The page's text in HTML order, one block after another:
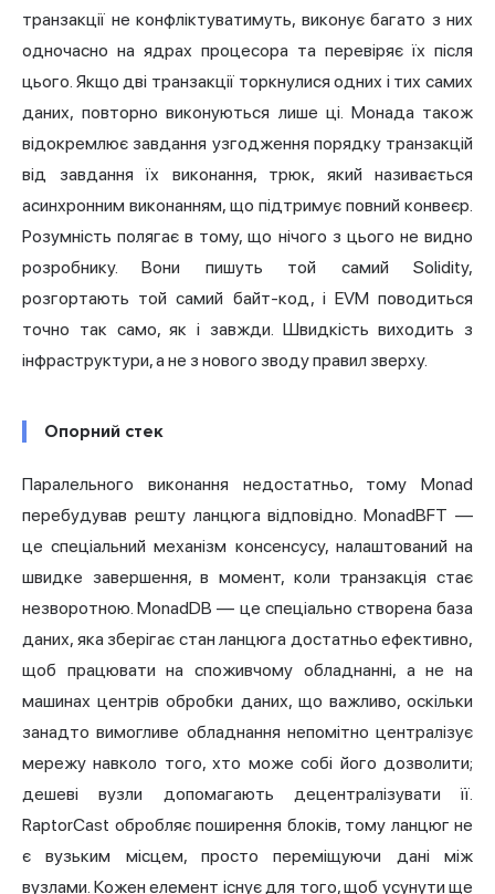
транзакції не конфліктуватимуть, виконує багато з них
одночасно на ядрах процесора та перевіряє їх після
цього. Якщо дві транзакції торкнулися одних і тих самих
даних, повторно виконуються лише ці. Монада також
відокремлює завдання узгодження порядку транзакцій
від завдання їх виконання, трюк, який називається
асинхронним виконанням, що підтримує повний конвеєр.
Розумність полягає в тому, що нічого з цього не видно
розробнику. Вони пишуть той самий Solidity,
розгортають той самий байт-код, і EVM поводиться
точно так само, як і завжди. Швидкість виходить з
інфраструктури, а не з нового зводу правил зверху.
Опорний стек
Паралельного виконання недостатньо, тому Monad
перебудував решту ланцюга відповідно. MonadBFT —
це спеціальниймеханізм консенсусу, налаштований на
швидке завершення, в момент, коли транзакція стає
незворотною. MonadDB — це спеціально створена база
даних, яка зберігає стан ланцюга достатньо ефективно,
щоб працювати на споживчому обладнанні, а не на
машинах центрів обробки даних, що важливо, оскільки
занадто вимогливе обладнання непомітно централізує
мережу навколо того, хто може собі його дозволити;
дешеві вузли допомагають децентралізувати її.
RaptorCast обробляє поширення блоків, тому ланцюг не
є вузьким місцем, просто переміщуючи дані між
вузлами. Кожен елемент існує для того, щоб усунути ще